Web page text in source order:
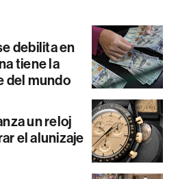
debilita en
tiene la
del mundo
un reloj
el alunizaje